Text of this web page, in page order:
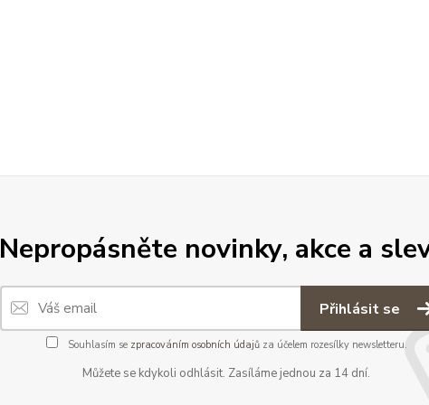
Nepropásněte novinky, akce a
Přihlásit se
Souhlasím se zpracováním osobních údajůza účelem rozesílky newsletteru.
Můžete se kdykoli odhlásit. Zasíláme jednou za 14 dní.